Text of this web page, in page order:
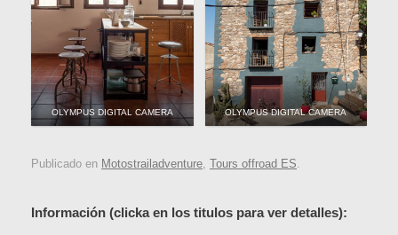
OLYMPUS DIGITAL CAMERA OLYMPUS DIGITAL CAMERA
Publicado en Motostrailadventure Tours offroad ES
Información (clicka en los titulos para ver detalles):